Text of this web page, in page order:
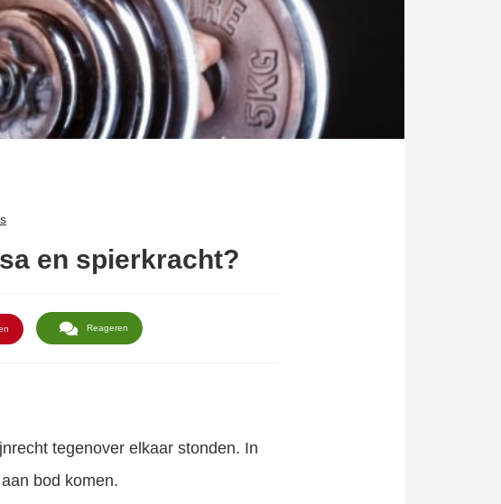
en spierkracht?
Reageren
tegenover elkaar stonden. In
bod komen.